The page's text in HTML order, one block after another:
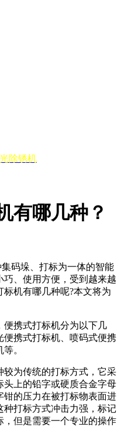
除锈机
有哪几种？
码垛、打标为一体的智能
、使用方便，受到越来越
机有哪几种呢?本文将为
携式打标机分为以下几
携式打标机、喷码式便携
。
为传统的打标方式，它采
头上的铅字或硬质合金字母
的压力在被打标物表面进
打标方式冲击力强，标记
，但是需要一个专业的操作